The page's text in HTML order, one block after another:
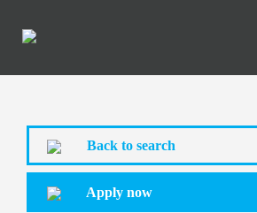
Back to search
Apply now